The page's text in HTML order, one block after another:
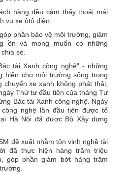
hàng đều cảm thấy thoải mái
vụ xe ôtô điện.
phần bảo vệ môi trường, giảm
ồn và mong muốn có những
sẻ.
tài Xanh công nghệ” - những
hiến cho môi trường sống trong
xe xanh không phát thải,
Thứ tư đầu tiên của tháng Tư
Bác tài Xanh công nghệ. Ngày
nghệ lần đầu tiên được tổ
Hà Nội đã được Bộ Xây dựng
đề xuất nhằm tôn vinh nghề tài
đã thực hiện hàng trăm triệu
góp phần giảm bớt hàng trăm